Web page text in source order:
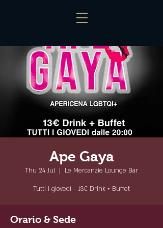
Ape Gaya
Thu 24 Jul
  |
Le Mercanzie Lounge Bar
Tutti i giovedì - 13€ Drink + Buffet
Orario & Sede